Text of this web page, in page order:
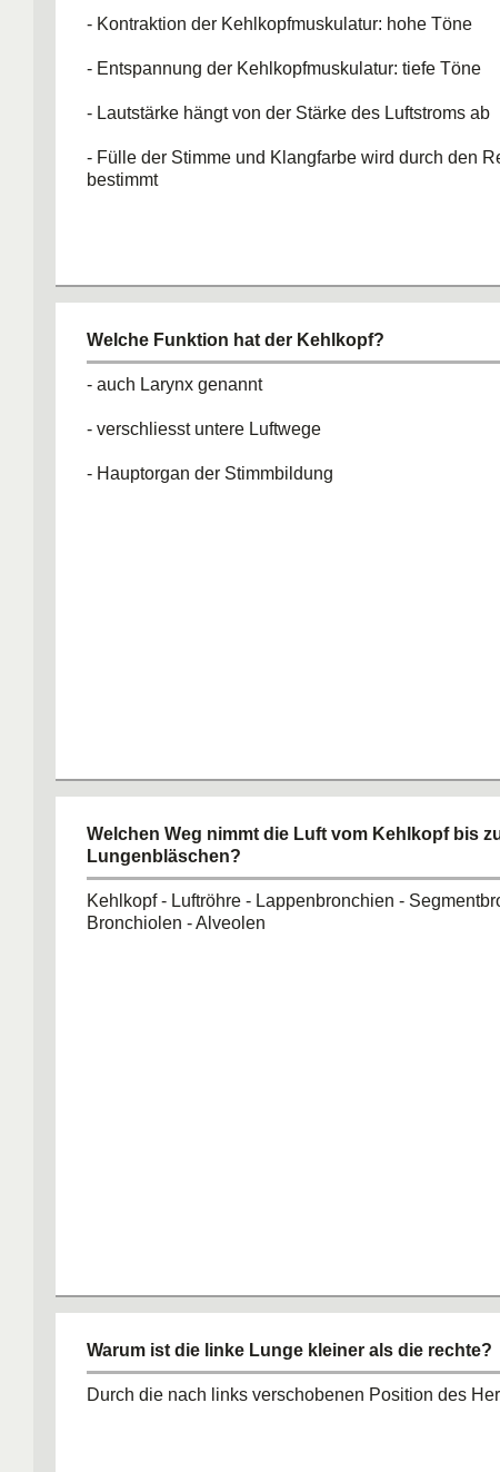
- Kontraktion der Kehlkopfmuskulatur: hohe Töne
- Entspannung der Kehlkopfmuskulatur: tiefe Töne
- Lautstärke hängt von der Stärke des Luftstroms ab
- Fülle der Stimme und Klangfarbe wird durch den
bestimmt
Welche Funktion hat der Kehlkopf?
- auch Larynx genannt
- verschliesst untere Luftwege
- Hauptorgan der Stimmbildung
Welchen Weg nimmt die Luft vom Kehlkopf bis
Lungenbläschen?
Kehlkopf - Luftröhre - Lappenbronchien -
Bronchiolen - Alveolen
Warum ist die linke Lunge kleiner als die rechte?
Durch die nach links verschobenen Position des